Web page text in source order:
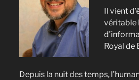
Il vient
véritable
Royal de
Depuis la nuit des temps,